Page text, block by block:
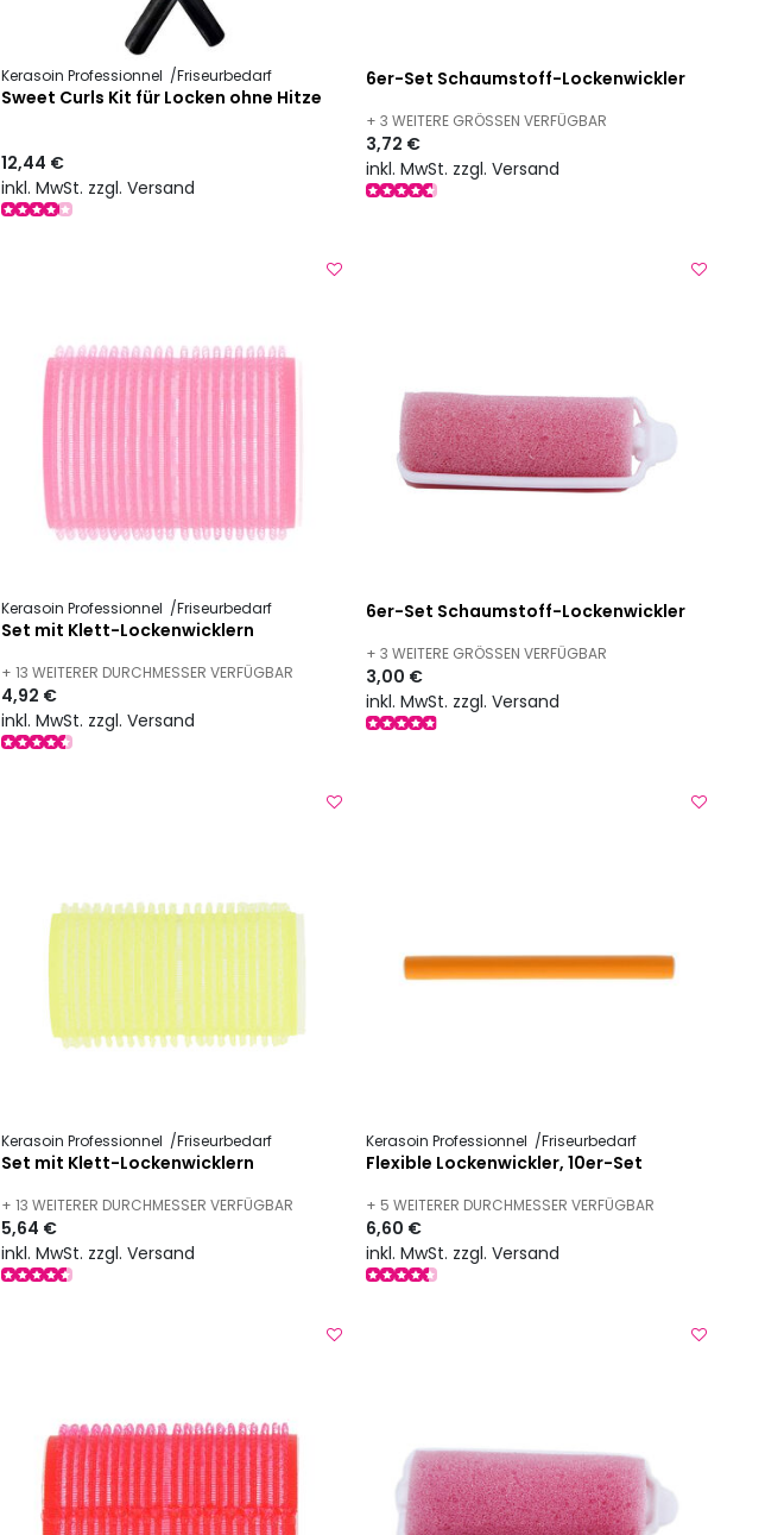
Kerasoin Professionnel Friseurbedarf
Sweet Curls Kit für Locken ohne Hitze
12,44 €
inkl. MwSt. zzgl. Versand
6er-Set Schaumstoff-Lockenwickler
+ 3 WEITERE GRÖSSEN VERFÜGBAR
3,72 €
inkl. MwSt. zzgl. Versand
Kerasoin Professionnel Friseurbedarf
Set mit Klett-Lockenwicklern
+ 13 WEITERER DURCHMESSER VERFÜGBAR
4,92 €
inkl. MwSt. zzgl. Versand
6er-Set Schaumstoff-Lockenwickler
+ 3 WEITERE GRÖSSEN VERFÜGBAR
3,00 €
inkl. MwSt. zzgl. Versand
Kerasoin Professionnel Friseurbedarf
Set mit Klett-Lockenwicklern
+ 13 WEITERER DURCHMESSER VERFÜGBAR
5,64 €
inkl. MwSt. zzgl. Versand
Kerasoin Professionnel Friseurbedarf
Flexible Lockenwickler, 10er-Set
+ 5 WEITERER DURCHMESSER VERFÜGBAR
6,60 €
inkl. MwSt. zzgl. Versand